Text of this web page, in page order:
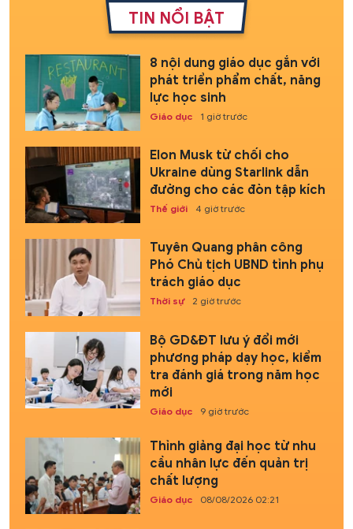
TIN NỔI BẬT
8 nội dung giáo dục gắn với
phát triển phẩm chất, năng
lực học sinh
Giáo dục 1 giờ trước
Elon Musk từ chối cho
Ukraine dùng Starlink dẫn
đường cho các đòn tập kích
Thế giới 4 giờ trước
Tuyên Quang phân công
Phó Chủ tịch UBND tỉnh phụ
trách giáo dục
Thời sự 2 giờ trước
Bộ GD&ĐT lưu ý đổi mới
phương pháp dạy học, kiểm
tra đánh giá trong năm học
mới
Giáo dục 9 giờ trước
Thỉnh giảng đại học từ nhu
cầu nhân lực đến quản trị
chất lượng
Giáo dục 08/08/2026 02:21